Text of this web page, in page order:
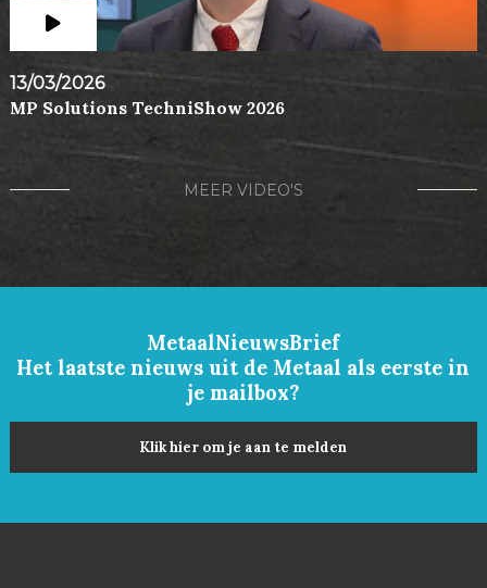
13/03/2026
MP Solutions TechniShow 2026
MEER VIDEO'S
MetaalNieuwsBrief
Het laatste nieuws uit de Metaal als eerste in
je mailbox?
Klik hier om je aan te melden